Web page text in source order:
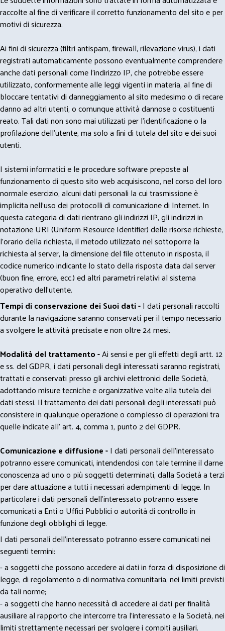
raccolte al fine di verificare il corretto funzionamento del sito e per
motivi di sicurezza.
Ai fini di sicurezza (filtri antispam, firewall, rilevazione virus), i dati
registrati automaticamente possono eventualmente comprendere
anche dati personali come l'indirizzo IP, che potrebbe essere
utilizzato, conformemente alle leggi vigenti in materia, al fine di
bloccare tentativi di danneggiamento al sito medesimo o di recare
danno ad altri utenti, o comunque attività dannose o costituenti
reato. Tali dati non sono mai utilizzati per l'identificazione o la
profilazione dell'utente, ma solo a fini di tutela del sito e dei suoi
utenti.
I sistemi informatici e le procedure software preposte al
funzionamento di questo sito web acquisiscono, nel corso del loro
normale esercizio, alcuni dati personali la cui trasmissione è
implicita nell'uso dei protocolli di comunicazione di Internet. In
questa categoria di dati rientrano gli indirizzi IP, gli indirizzi in
notazione URI (Uniform Resource Identifier) delle risorse richieste,
l'orario della richiesta, il metodo utilizzato nel sottoporre la
richiesta al server, la dimensione del file ottenuto in risposta, il
codice numerico indicante lo stato della risposta data dal server
(buon fine, errore, ecc.) ed altri parametri relativi al sistema
operativo dell'utente.
Tempi di conservazione dei Suoi dati -I dati personali raccolti
durante la navigazione saranno conservati per il tempo necessario
a svolgere le attività precisate e non oltre 24 mesi.
Modalità del trattamento -Ai sensi e per gli effetti degli artt. 12
e ss. del GDPR, i dati personali degli interessati saranno registrati,
trattati e conservati presso gli archivi elettronici delle Società,
adottando misure tecniche e organizzative volte alla tutela dei
dati stessi. Il trattamento dei dati personali degli interessati può
consistere in qualunque operazione o complesso di operazioni tra
quelle indicate all' art. 4, comma 1, punto 2 del GDPR.
Comunicazione e diffusione -I dati personali dell’interessato
potranno essere comunicati, intendendosi con tale termine il darne
conoscenza ad uno o più soggetti determinati, dalla Società a terzi
per dare attuazione a tutti i necessari adempimenti di legge. In
particolare i dati personali dell’interessato potranno essere
comunicati a Enti o Uffici Pubblici o autorità di controllo in
funzione degli obblighi di legge.
I dati personali dell’interessato potranno essere comunicati nei
seguenti termini:
- a soggetti che possono accedere ai dati in forza di disposizione di
legge, di regolamento o di normativa comunitaria, nei limiti previsti
da tali norme;
- a soggetti che hanno necessità di accedere ai dati per finalità
ausiliare al rapporto che intercorre tra l’interessato e la Società, nei
limiti strettamente necessari per svolgere i compiti ausiliari.